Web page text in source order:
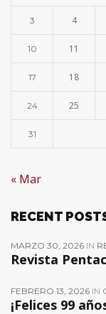
3 4
10 11
17 18
24 25
31
« Mar
RECENT
MARZO 30, 2026 IN
Revista
FEBRERO 13, 2026 IN
¡Felices 99